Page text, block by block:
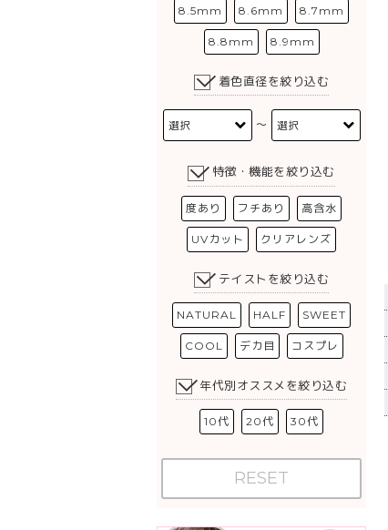
8.5mm 8.6mm 8.7mm
8.8mm 8.9mm
着色直径を絞り込む
〜
特徴・機能を絞り込む
度あり フチあり 高含水
UVカット クリアレンズ
テイストを絞り込む
NATURAL HALF SWEET
COOL デカ目 コスプレ
年代別オススメを絞り込む
10代 20代 30代
RESET